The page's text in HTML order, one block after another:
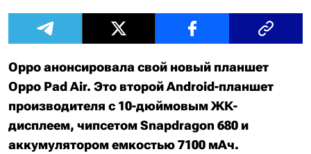
Oppo анонсировала свой новый планшет
Oppo Pad Air. Это второй Android-планшет
производителя с 10-дюймовым ЖК-
дисплеем, чипсетом Snapdragon 680 и
аккумулятором емкостью 7100 мАч.